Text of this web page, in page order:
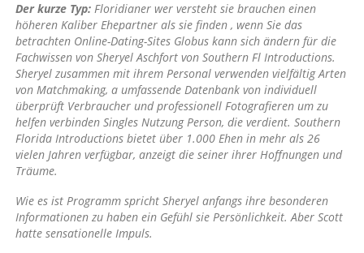
Fl
Einführungen
Links
Verbraucher
Verwenden
Persönlichkeit
Bewertungen,
Fotos,
und
mehr
zahlreiche
Jahre
Der kurze Typ:Floridianer wer versteht sie brauchen einen
höheren Kaliber Ehepartner als sie finden , wenn Sie das
betrachten Online-Dating-Sites Globus kann sich ändern für die
Fachwissen von Sheryel Aschfort von Southern Fl Introductions.
Sheryel zusammen mit ihrem Personal verwenden vielfältig Arten
von Matchmaking, a umfassende Datenbank von individuell
überprüft Verbraucher und professionell Fotografieren um zu
helfen verbinden Singles Nutzung Person, die verdient. Southern
Florida Introductions bietet über 1.000 Ehen in mehr als 26
vielen Jahren verfügbar, anzeigt die seiner ihrer Hoffnungen und
Träume.
Wie es ist Programm spricht Sheryel anfangs ihre besonderen
Informationen zu haben ein Gefühl sie Persönlichkeit. Aber Scott
hatte sensationelle Impuls.